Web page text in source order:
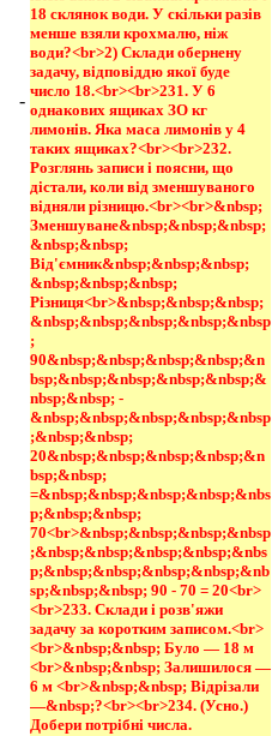
-
18 склянок води. У скільки разів
менше взяли крохмалю, ніж
води?<br>2) Склади обернену
задачу, відповіддю якої буде
число 18.<br><br>231. У 6
однакових ящиках ЗО кг
лимонів. Яка маса лимонів у 4
таких ящиках?<br><br>232.
Розглянь записи і поясни, що
дістали, коли від зменшуваного
відняли різницю.<br><br>&nbsp;
Зменшуване&nbsp;&nbsp;&nbsp;
&nbsp;&nbsp;
Від'ємник&nbsp;&nbsp;&nbsp;
&nbsp;&nbsp;&nbsp;
Різниця<br>&nbsp;&nbsp;&nbsp;
&nbsp;&nbsp;&nbsp;&nbsp;&nbsp
;
90&nbsp;&nbsp;&nbsp;&nbsp;&n
bsp;&nbsp;&nbsp;&nbsp;&nbsp;&
nbsp;&nbsp; -
&nbsp;&nbsp;&nbsp;&nbsp;&nbsp
;&nbsp;&nbsp;
20&nbsp;&nbsp;&nbsp;&nbsp;&n
bsp;&nbsp;
=&nbsp;&nbsp;&nbsp;&nbsp;&nbs
p;&nbsp;&nbsp;
70<br>&nbsp;&nbsp;&nbsp;&nbsp
;&nbsp;&nbsp;&nbsp;&nbsp;&nbs
p;&nbsp;&nbsp;&nbsp;&nbsp;&nb
sp;&nbsp;&nbsp; 90 - 70 = 20<br>
<br>233. Склади і розв'яжи
задачу за коротким записом.<br>
<br>&nbsp;&nbsp; Було — 18 м
<br>&nbsp;&nbsp; Залишилося —
6 м <br>&nbsp;&nbsp; Відрізали
—&nbsp;?<br><br>234. (Усно.)
Добери потрібні числа.